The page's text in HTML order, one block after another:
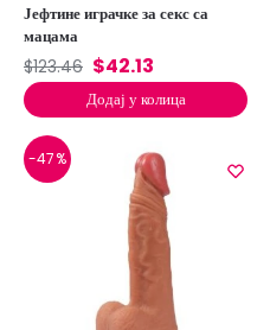
Јефтине играчке за секс са
мацама
$123.46 $42.13
Додај у колица
-47%